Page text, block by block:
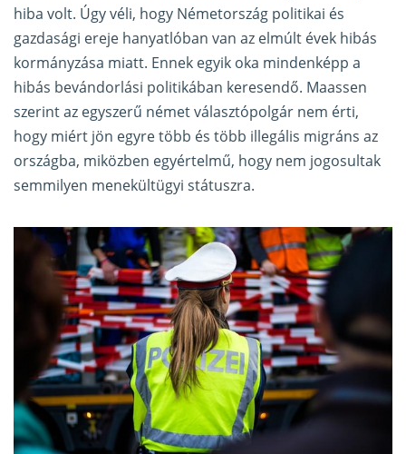
hiba volt. Úgy véli, hogy Németország politikai és
gazdasági ereje hanyatlóban van az elmúlt évek hibás
kormányzása miatt. Ennek egyik oka mindenképp a
hibás bevándorlási politikában keresendő. Maassen
szerint az egyszerű német választópolgár nem érti,
hogy miért jön egyre több és több illegális migráns az
országba, miközben egyértelmű, hogy nem jogosultak
semmilyen menekültügyi státuszra.